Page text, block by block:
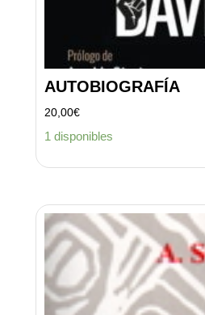
AUTOBIOGRAFÍA
20,00€
1 disponibles